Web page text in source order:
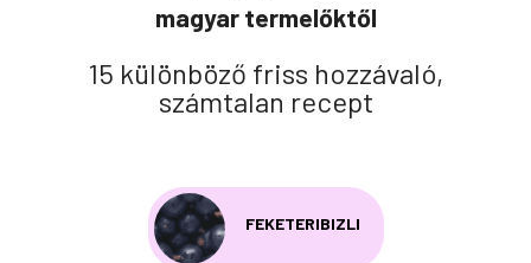
magyar termelőktől
15 különböző friss hozzávaló,
számtalan recept
FEKETERIBIZLI